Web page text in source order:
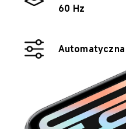
60 Hz